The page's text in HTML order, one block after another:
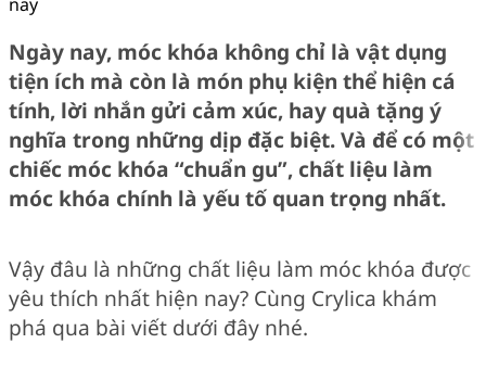
Ngày nay, móc khóa không chỉ là vật dụng
tiện ích mà còn là món phụ kiện thể hiện cá
tính, lời nhắn gửi cảm xúc, hay quà tặng ý
nghĩa trong những dịp đặc biệt. Và để có một
chiếc móc khóa “chuẩn gu”, chất liệu làm
móc khóa chính là yếu tố quan trọng nhất.
Vậy đâu là những chất liệu làm móc khóa được
yêu thích nhất hiện nay? Cùng Crylica khám
phá qua bài viết dưới đây nhé.